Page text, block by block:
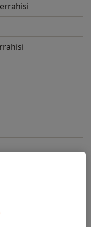
Artrodezi